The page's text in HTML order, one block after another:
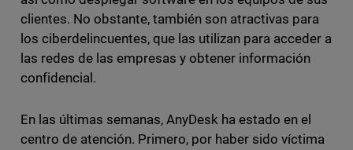
clientes. No obstante, también son atractivas para
los ciberdelincuentes, que las utilizan para acceder a
las redes de las empresas y obtener información
confidencial.
En las últimas semanas, AnyDesk ha estado en el
centro de atención. Primero, por haber sido víctima